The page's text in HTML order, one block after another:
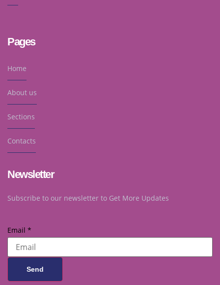
Pages
Home
About us
Sections
Contacts
Newsletter
Subscribe to our newsletter to Get More Updates
Email *
Send